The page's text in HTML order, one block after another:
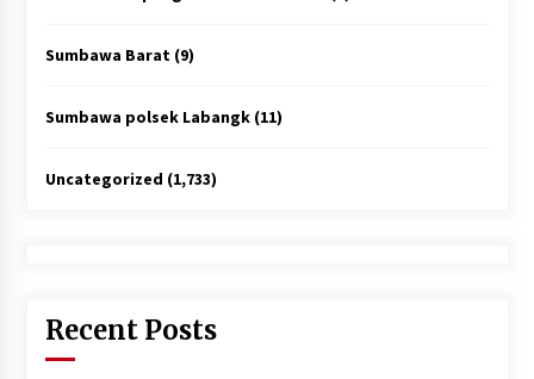
Sumbawa Barat(9)
Sumbawa polsek Labangk(11)
Uncategorized (1,733)
Recent Posts